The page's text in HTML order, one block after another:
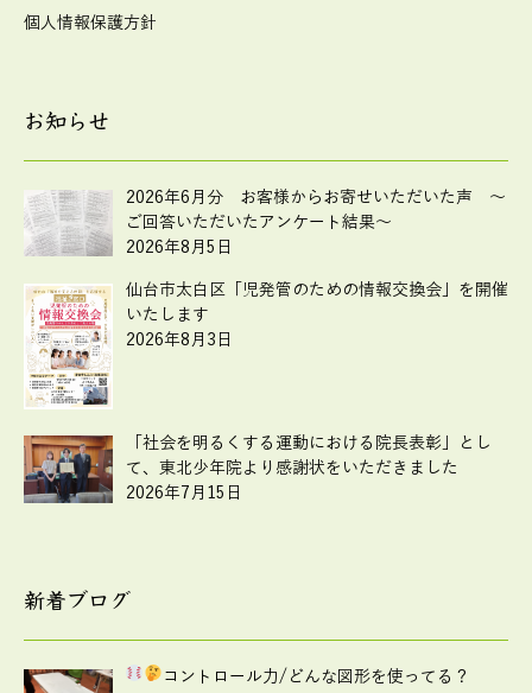
個人情報保護方針
お知らせ
2026年6月分 お客様からお寄せいただいた声 ～
ご回答いただいたアンケート結果～
2026年8月5日
仙台市太白区「児発管のための情報交換会」を開催
いたします
2026年8月3日
「社会を明るくする運動における院長表彰」とし
て、東北少年院より感謝状をいただきました
2026年7月15日
新着ブログ
コントロール力/どんな図形を使ってる？